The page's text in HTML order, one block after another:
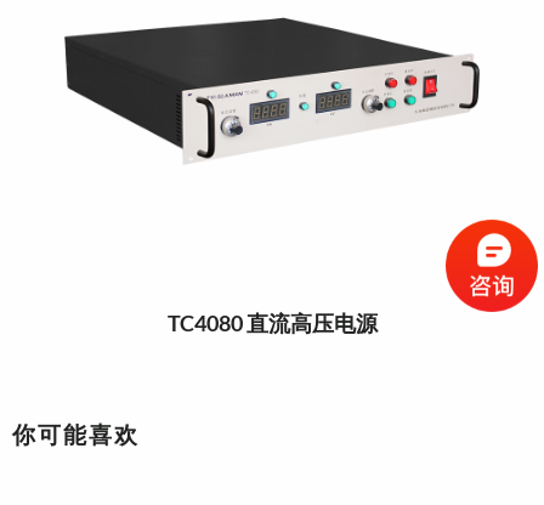
TC4080 直流高压电源
你可能喜欢